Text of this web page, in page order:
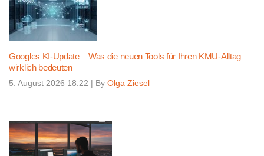
Googles KI-Update – Was die neuen Tools für Ihren KMU-Alltag
wirklich bedeuten
5. August 2026 18:22 | By Olga Ziesel